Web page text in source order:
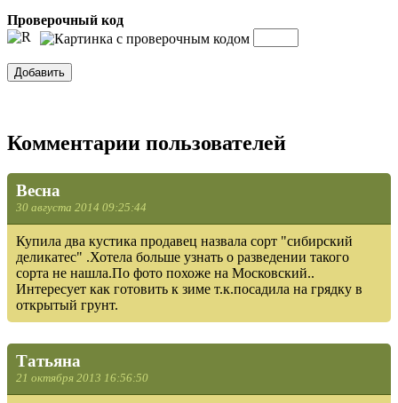
Проверочный код
Комментарии пользователей
Весна
30 августа 2014 09:25:44
Купила два кустика продавец назвала сорт "сибирский
деликатес" .Хотела больше узнать о разведении такого
сорта не нашла.По фото похоже на Московский..
Интересует как готовить к зиме т.к.посадила на грядку в
открытый грунт.
Татьяна
21 октября 2013 16:56:50